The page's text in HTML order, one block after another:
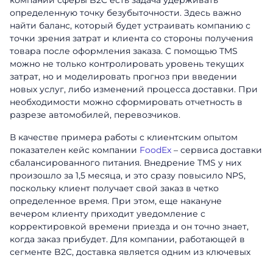
определенную точку безубыточности. Здесь важно
найти баланс, который будет устраивать компанию с
точки зрения затрат и клиента со стороны получения
товара после оформления заказа. С помощью TMS
можно не только контролировать уровень текущих
затрат, но и моделировать прогноз при введении
новых услуг, либо изменений процесса доставки. При
необходимости можно сформировать отчетность в
разрезе автомобилей, перевозчиков.
В качестве примера работы с клиентским опытом
показателен кейс компании FoodEx – сервиса доставки
сбалансированного питания. Внедрение TMS у них
произошло за 1,5 месяца, и это сразу повысило NPS,
поскольку клиент получает свой заказ в четко
определенное время. При этом, еще накануне
вечером клиенту приходит уведомление с
корректировкой времени приезда и он точно знает,
когда заказ прибудет. Для компании, работающей в
сегменте B2C, доставка является одним из ключевых